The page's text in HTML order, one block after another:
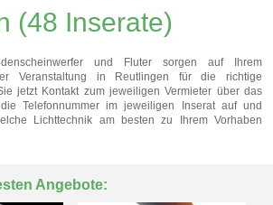
(48 Inserate)
und Fluter sorgen auf Ihrem
Veranstaltung in Reutlingen für die richtige
jetzt Kontakt zum jeweiligen Vermieter über das
Telefonnummer im jeweiligen Inserat auf und
Lichttechnik am besten zu Ihrem Vorhaben
Angebote: